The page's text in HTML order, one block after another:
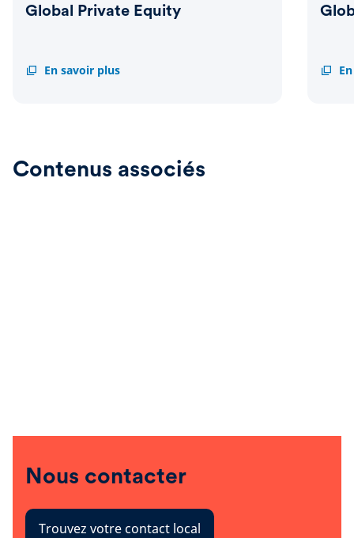
Global Private Equity
En savoir plus
Schroders
Contenus associés
Nous contacter
Trouvez votre contact local